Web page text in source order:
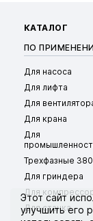
КАТАЛОГ
ПО
Для насоса
Для лифта
Для
Для крана
Для
Трехфазные
Для гриндера
Для
Для станка
Этот сайт
улучшить его